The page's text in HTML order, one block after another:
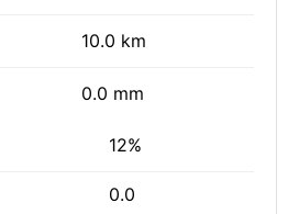
10.0 km
0.0 mm
12%
0.0